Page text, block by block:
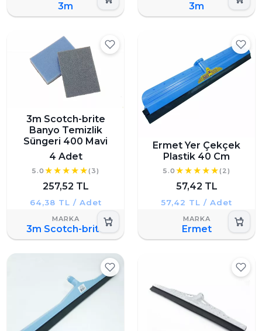
3m 3m
3m Scotch-brite
Banyo Temizlik
Süngeri 400 Mavi
4 Adet
5.0 (3)
257,52 TL
64,38 TL / Adet
3m Scotch-brite
Ermet Yer Çekçek
Plastik 40 Cm
5.0 (2)
57,42 TL
57,42 TL / Adet
Ermet